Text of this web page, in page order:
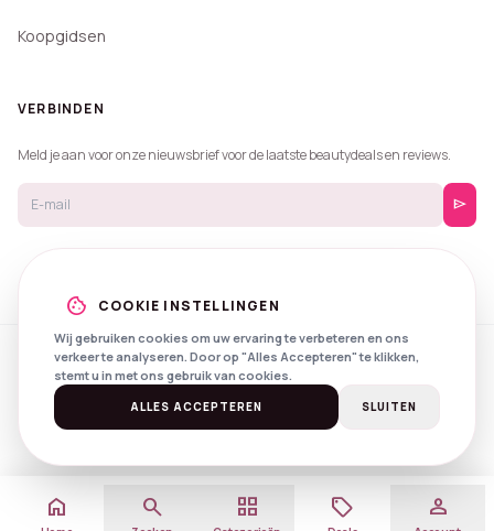
home search grid_view local_offer person
Koopgidsen
VERBINDEN
Meld je aan voor onze nieuwsbrief voor de laatste beautydeals en reviews.
send
© 2026 Beautyprijzen.
Created with
byNXS Digital
SpotlightsPrivacyVoorwaarden
cookie COOKIE INSTELLINGEN
Wij gebruiken cookies om uw ervaring te verbeteren en ons
verkeer te analyseren. Door op "Alles Accepteren" te klikken,
stemt u in met ons gebruik van cookies.
ALLES ACCEPTEREN SLUITEN